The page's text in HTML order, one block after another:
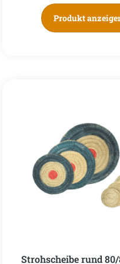
Produkt
Strohscheibe rund